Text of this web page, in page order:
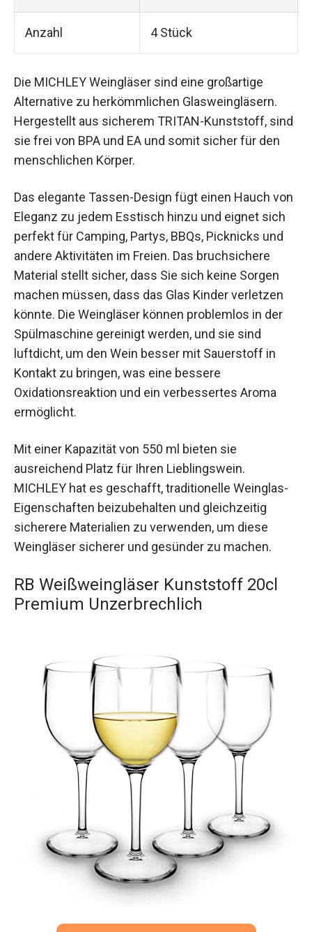
Anzahl 4 Stück
Die MICHLEY Weingläser sind eine großartige
Alternative zu herkömmlichen Glasweingläsern.
Hergestellt aus sicherem TRITAN-Kunststoff, sind
sie frei von BPA und EA und somit sicher für den
menschlichen Körper.
Das elegante Tassen-Design fügt einen Hauch von
Eleganz zu jedem Esstisch hinzu und eignet sich
perfekt für Camping, Partys, BBQs, Picknicks und
andere Aktivitäten im Freien. Das bruchsichere
Material stellt sicher, dass Sie sich keine Sorgen
machen müssen, dass das Glas Kinder verletzen
könnte. Die Weingläser können problemlos in der
Spülmaschine gereinigt werden, und sie sind
luftdicht, um den Wein besser mit Sauerstoff in
Kontakt zu bringen, was eine bessere
Oxidationsreaktion und ein verbessertes Aroma
ermöglicht.
Mit einer Kapazität von 550 ml bieten sie
ausreichend Platz für Ihren Lieblingswein.
MICHLEY hat es geschafft, traditionelle Weinglas-
Eigenschaften beizubehalten und gleichzeitig
sicherere Materialien zu verwenden, um diese
Weingläser sicherer und gesünder zu machen.
RB Weißweingläser Kunststoff 20cl
Premium Unzerbrechlich